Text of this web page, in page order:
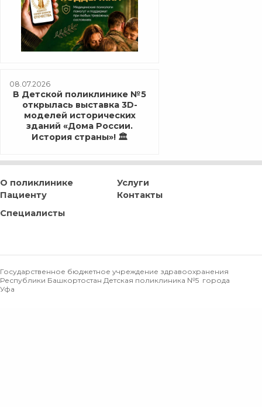
08.07.2026
В Детской поликлинике №5
открылась выставка 3D-
моделей исторических
зданий «Дома России.
История страны»! 🏛️
О поликлинике
Пациенту
Услуги
Контакты
Специалисты
Государственное бюджетное учреждение здравоохранения
Республики Башкортостан Детская поликлиника №5 города
Уфа